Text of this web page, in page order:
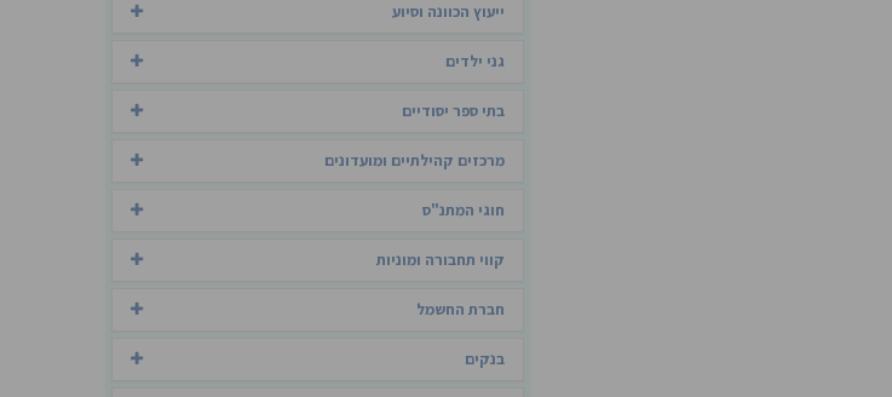
ייעוץ הכוונה וסיוע
גני ילדים
בתי ספר יסודיים
מרכזים קהילתיים ומועדונים
חוגי המתנ"ס
קווי תחבורה ומוניות
חברת החשמל
בנקים